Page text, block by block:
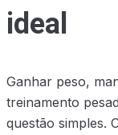
ideal
Ganhar peso,
treinamento
questão simples.